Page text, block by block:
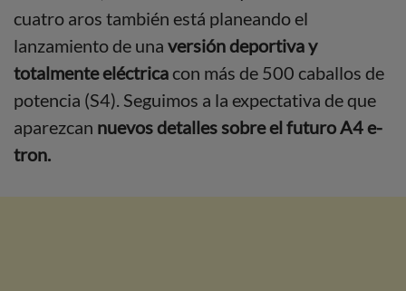
cuatro aros también está planeando el
lanzamiento de una versión deportiva y
totalmente eléctricacon más de 500 caballos de
potencia (S4). Seguimos a la expectativa de que
aparezcan nuevos detalles sobre el futuro A4 e-
tron.